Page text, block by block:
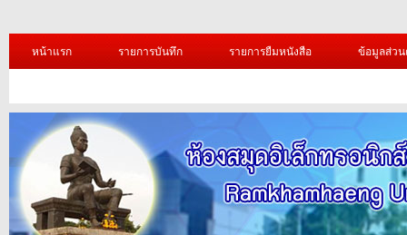
หน้าแรก รายการบันทึก รายการยืมหนังสือ ข้อมูลส่ว